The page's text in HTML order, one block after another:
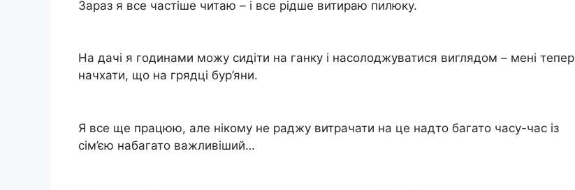
Зараз я все частіше читаю – і все рідше витираю пилюку.
На дачі я годинами можу сидіти на ганку і насолоджуватися виглядом – мені тепер
начхати, що на грядці бур’яни.
Я все ще працюю, але нікому не раджу витрачати на це надто багато часу-час із
сім’єю набагато важливіший…